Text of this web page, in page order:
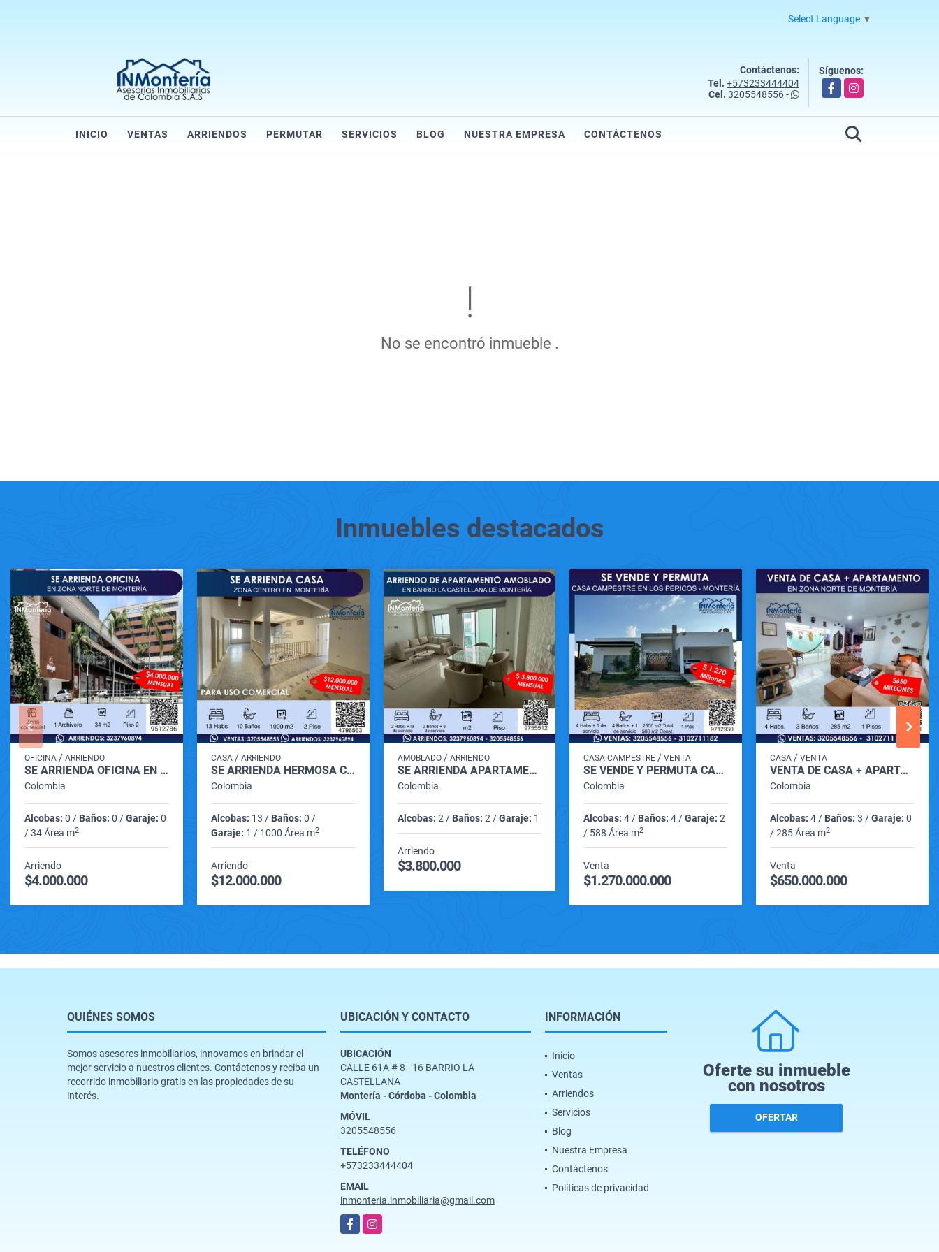
Select Language ▼
Contáctenos:
Tel. +573233444404
Cel. 3205548556-
Síguenos:
FacebookInstagram
INICIO VENTAS ARRIENDOS PERMUTAR SERVICIOS BLOG NUESTRA EMPRESA CONTÁCTENOS
No se encontró inmueble .
Inmuebles destacados
OFICINA / ARRIENDO
SE ARRIENDA OFICINA EN ZONA NORTE DE MONTERIA
Colombia
Alcobas: 0 / Baños: 0 /Garaje: 0
/ 34 Área m2
Arriendo
$4.000.000
CASA/ ARRIENDO
SE ARRIENDA HERMOSA CASA PARA USO COMERCIAL EN ZONA CENTRO DE MONTERIA
Colombia
Alcobas: 13 / Baños: 0 /
Garaje: 1 / 1000 Área m2
Arriendo
$12.000.000
AMOBLADO/ ARRIENDO
SE ARRIENDA APARTAMENTO AMOBLADO EN BARRIO LA CASTELLANA DE MONTERIA
Colombia
Alcobas: 2 / Baños: 2 /Garaje: 1
Arriendo
$3.800.000
CASA CAMPESTRE /VENTA
SE VENDE Y PERMUTA CASA CAMPESTRE EN LOS PERICOS DE MONTERIA
Colombia
Alcobas: 4 / Baños: 4 /Garaje: 2
/ 588 Área m2
Venta
$1.270.000.000
CASA /VENTA
VENTA DE CASA + APARTAMENTO EN ZONA NORTE DE MONTERÍA
Colombia
Alcobas: 4 / Baños: 3 /Garaje: 0
/ 285 Área m2
Venta
$650.000.000
QUIÉNES SOMOS
Somos asesores inmobiliarios, innovamos en brindar el
mejor servicio a nuestros clientes. Contáctenos y reciba un
recorrido inmobiliario gratis en las propiedades de su
interés.
UBICACIÓN Y CONTACTO
UBICACIÓN
CALLE 61A # 8 - 16 BARRIO LA
CASTELLANA
Montería - Córdoba - Colombia
MÓVIL
3205548556
TELÉFONO
+573233444404
EMAIL
inmonteria.inmobiliaria@gmail.com
FacebookInstagram
INFORMACIÓN
Inicio
Ventas
Arriendos
Servicios
Blog
Nuestra Empresa
Contáctenos
Políticas de privacidad
Oferte su inmueble
con nosotros
OFERTAR